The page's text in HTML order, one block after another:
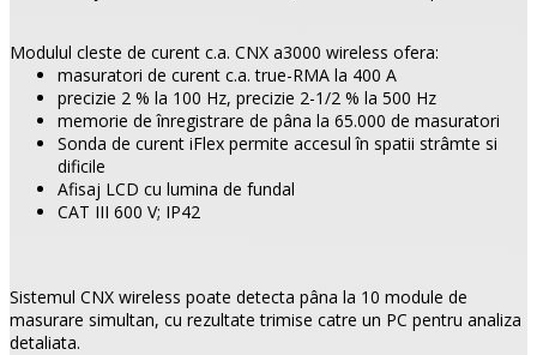
Modulul cleste de curent c.a. CNX a3000 wireless ofera:
masuratori de curent c.a. true-RMA la 400 A
precizie 2 % la 100 Hz, precizie 2-1/2 % la 500 Hz
memorie de înregistrare de pâna la 65.000 de masuratori
Sonda de curent iFlex permite accesul în spatii strâmte si
dificile
Afisaj LCD cu lumina de fundal
CAT III 600 V; IP42
Sistemul CNX wireless poate detecta pâna la 10 module de
masurare simultan, cu rezultate trimise catre un PC pentru analiza
detaliata.